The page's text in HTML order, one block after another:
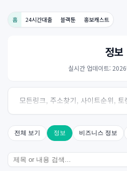
홈 24시간대출 블랙툰 홍보캐스트
정보
실시간 업데이트:
모든링크, 주소찾기, 사이트순위,
증, 스포츠, 드라마, 커뮤니
전체 보기 정보 비즈니스 정보